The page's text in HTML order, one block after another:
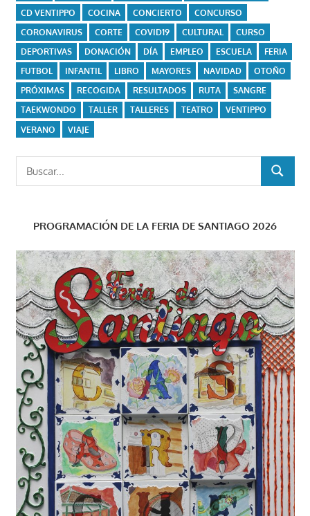
CD VENTIPPO COCINA CONCIERTO
CONCURSO
CORONAVIRUS
CORTE COVID19 CULTURAL
CURSO
DEPORTIVAS
DONACIÓN DÍA EMPLEO ESCUELA
FERIA
FUTBOL
INFANTIL LIBRO MAYORES NAVIDAD
OTOÑO
PRÓXIMAS
RECOGIDA RESULTADOS RUTA
SANGRE
TAEKWONDO
TALLER TALLERES TEATRO
VENTIPPO
VERANO
VIAJE
BUSCAR
PROGRAMACIÓN DE LA FERIA DE SANTIAGO 2026